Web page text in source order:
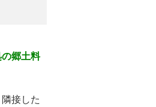
郷土料
接した